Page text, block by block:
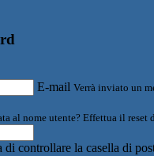
E-mail Verrà inviato un
al nome utente? Effettua il reset
controllare la casella di